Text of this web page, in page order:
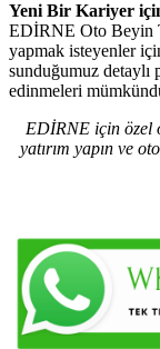
Yeni Bir Kariyer
EDİRNE Oto Beyin
yapmak isteyenler için
sunduğumuz detaylı
edinmeleri
EDİRNE için özel
yatırım yapın ve